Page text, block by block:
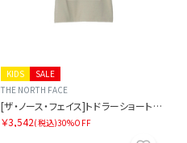
SALE
KIDS
THE NORTH FACE
[ザ・ノース・フェイス]トドラーショートスリーブフィールドグラフィックティー
￥3,542(税込)30%OFF